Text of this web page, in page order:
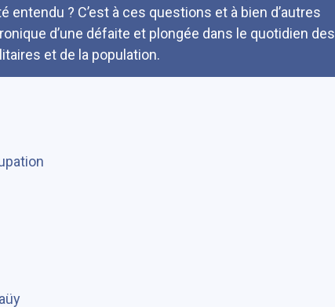
entendu ? C’est à ces questions et à bien d’autres
d’une défaite et plongée dans le quotidien des
et de la population.